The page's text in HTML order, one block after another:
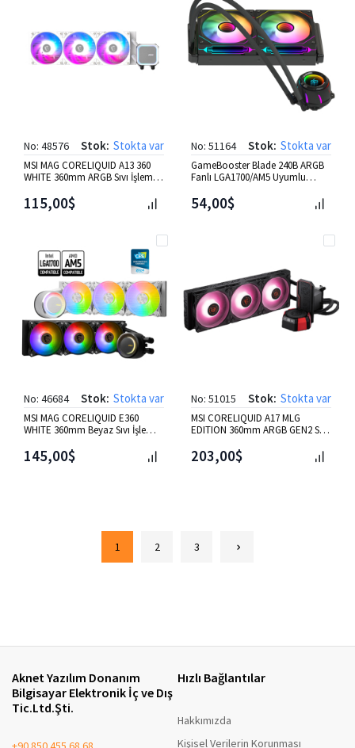
No: 48576 Stok: Stokta var
MSI MAG CORELIQUID A13 360
WHITE 360mm ARGB Sıvı İşlemci
115,00$
No: 51164 Stok: Stokta var
GameBooster Blade 240B ARGB
Fanlı LGA1700/AM5 Uyumlu
54,00$
No: 46684 Stok: Stokta var
MSI MAG CORELIQUID E360
WHITE 360mm Beyaz Sıvı İşlemci
145,00$
No: 51015 Stok: Stokta var
MSI CORELIQUID A17 MLG
EDITION 360mm ARGB GEN2 Sıvı
203,00$
1 2 3
Aknet Yazılım Donanım
Bilgisayar Elektronik İç ve Dış
Tic.Ltd.Şti.
Hızlı Bağlantılar
Hakkımızda
Kişisel Verilerin Korunması